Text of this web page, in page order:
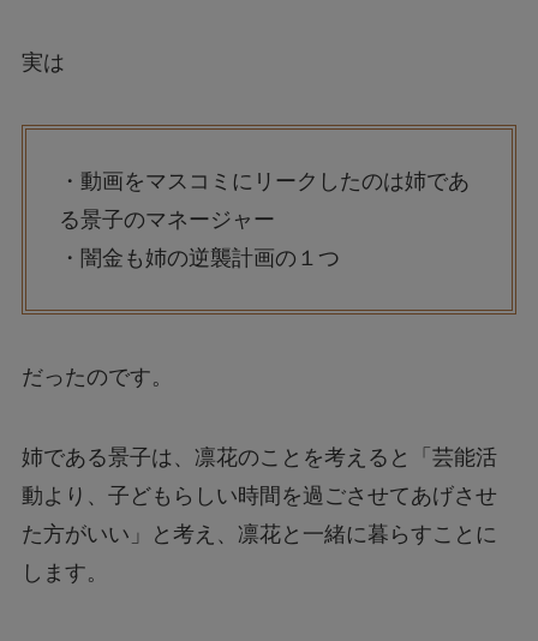
実は
・動画をマスコミにリークしたのは姉であ
る景子のマネージャー
・闇金も姉の逆襲計画の１つ
だったのです。
姉である景子は、凛花のことを考えると「芸能活
動より、子どもらしい時間を過ごさせてあげさせ
た方がいい」と考え、凛花と一緒に暮らすことに
します。